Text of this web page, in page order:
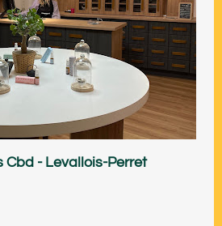
Cbd - Levallois-Perret